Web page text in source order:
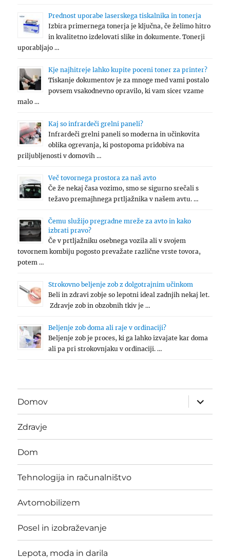
Prednost uporabe laserskega tiskalnika in tonerja
Izbira primernega tonerja je ključna, če želimo hitro
in kvalitetno izdelovati slike in dokumente. Tonerji
uporabljajo …
Kje najhitreje lahko kupite poceni toner za printer?
Tiskanje dokumentov je za mnoge med vami postalo
povsem vsakodnevno opravilo, ki vam sicer vzame
malo …
Kaj so infrardeči grelni paneli?
Infrardeči grelni paneli so moderna in učinkovita
oblika ogrevanja, ki postopoma pridobiva na
priljubljenosti v domovih …
Več tovornega prostora za naš avto
Če že nekaj časa vozimo, smo se sigurno srečali s
težavo premajhnega prtljažnika v našem avtu. …
Čemu služijo pregradne mreže za avto in kako
izbrati pravo?
Če v prtljažniku osebnega vozila ali v svojem
tovornem kombiju pogosto prevažate različne vrste tovora,
potem …
Strokovno beljenje zob z dolgotrajnim učinkom
Beli in zdravi zobje so lepotni ideal zadnjih nekaj let.
Zdravje zob in obzobnih tkiv je …
Beljenje zob doma ali raje v ordinaciji?
Beljenje zob je proces, ki ga lahko izvajate kar doma
ali pa pri strokovnjaku v ordinaciji. …
Domov
expand
child
menu
Zdravje
Dom
Tehnologija in računalništvo
Avtomobilizem
Posel in izobraževanje
Lepota, moda in darila